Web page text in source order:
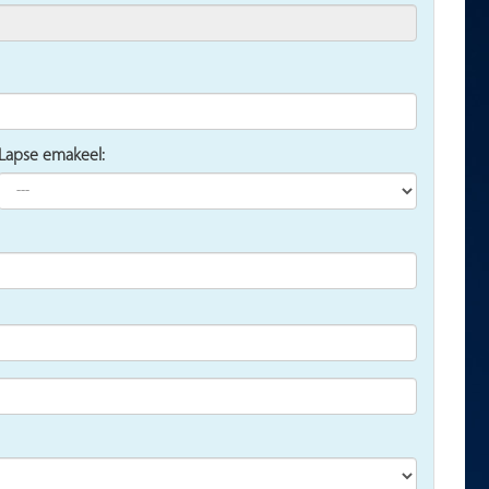
Lapse emakeel: